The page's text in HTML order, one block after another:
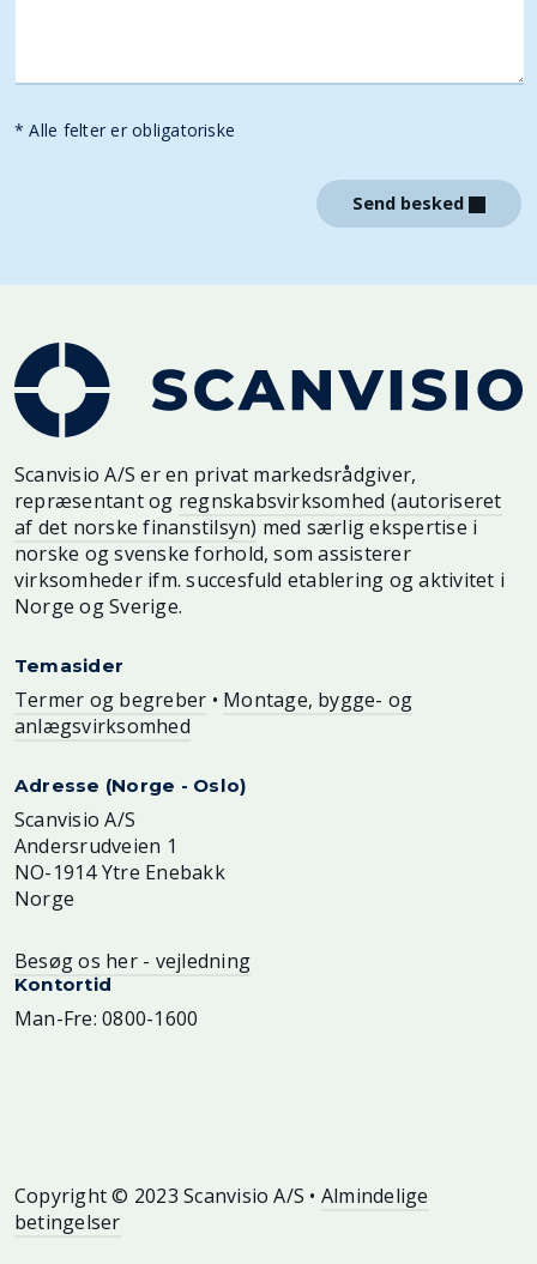
* Alle felter er obligatoriske
Send besked
Scanvisio A/S er en privat markedsrådgiver,
repræsentant og regnskabsvirksomhed (autoriseret
af det norske finanstilsyn) med særlig ekspertise i
norske og svenske forhold, som assisterer
virksomheder ifm. succesfuld etablering og aktivitet i
Norge og Sverige.
Temasider
Termer og begreber • Montage, bygge- og
anlægsvirksomhed
Adresse (Norge - Oslo)
Scanvisio A/S
Andersrudveien 1
NO-1914 Ytre Enebakk
Norge
Besøg os her - vejledning
Kontortid
Man-Fre: 0800-1600
Copyright © 2023 Scanvisio A/S • Almindelige
betingelser